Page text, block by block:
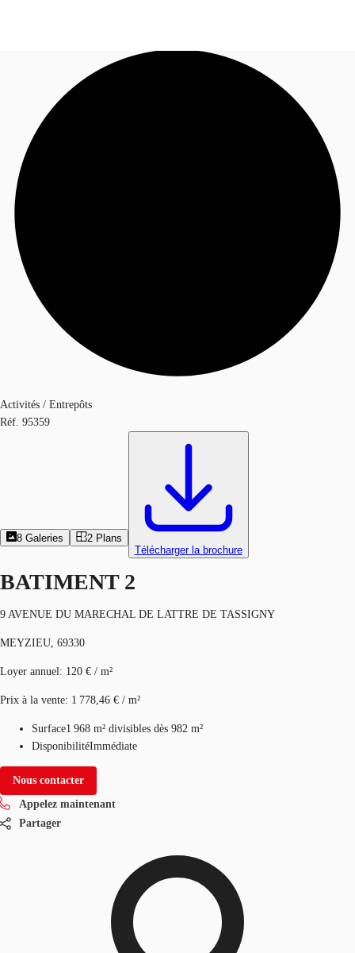
Blog
Données marchés
Appelez maintenant
Activités / Entrepôts
Réf. 95359
8 Galeries 2 Plans
Télécharger la brochure
BATIMENT 2
9 AVENUE DU MARECHAL DE LATTRE DE TASSIGNY
MEYZIEU, 69330
Loyer annuel: 120 € / m²
Prix à la vente: 1 778,46 € / m²
Surface1 968 m² divisibles dès 982 m²
DisponibilitéImmédiate
Nous contacter
Appelez maintenant
Partager